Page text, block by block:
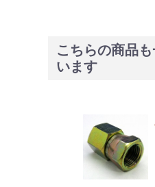
こちらの商品
います